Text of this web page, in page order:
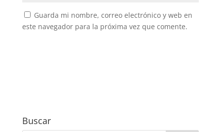
Guarda mi nombre, correo electrónico y web en
este navegador para la próxima vez que comente.
Buscar